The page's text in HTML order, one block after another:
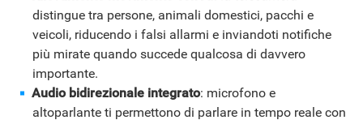
distingue tra persone, animali domestici, pacchi e
veicoli, riducendo i falsi allarmi e inviandoti notifiche
più mirate quando succede qualcosa di davvero
importante.
Audio bidirezionale integrato: microfono e
altoparlante ti permettono di parlare in tempo reale con